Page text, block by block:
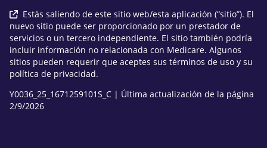
Estás saliendo de este sitio web/esta aplicación (“sitio”). El
nuevo sitio puede ser proporcionado por un prestador de
servicios o un tercero independiente. El sitio también podría
incluir información no relacionada con Medicare. Algunos
sitios pueden requerir que aceptes sus términos de uso y su
política de privacidad.
Y0036_25_1671259101S_C | Última actualización de la página
2/9/2026